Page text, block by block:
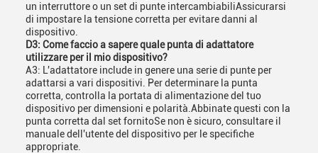
un interruttore o un set di punte intercambiabiliAssicurarsi
di impostare la tensione corretta per evitare danni al
dispositivo.
D3: Come faccio a sapere quale punta di adattatore
utilizzare per il mio dispositivo?
A3: L'adattatore include in genere una serie di punte per
adattarsi a vari dispositivi. Per determinare la punta
corretta, controlla la portata di alimentazione del tuo
dispositivo per dimensioni e polarità.Abbinate questi con la
punta corretta dal set fornitoSe non è sicuro, consultare il
manuale dell'utente del dispositivo per le specifiche
appropriate.